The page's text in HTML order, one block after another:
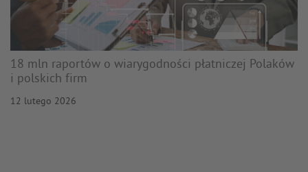
18 mln raportów o wiarygodności płatniczej Polaków
i polskich firm
12 lutego 2026